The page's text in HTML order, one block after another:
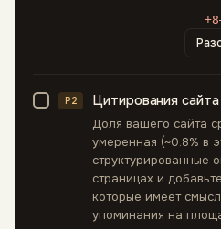
P2 Цитирования сайта
Доля вашего сайта
умеренная (~0.8% в
структурированные
страницах и
которые имеет
упоминания на